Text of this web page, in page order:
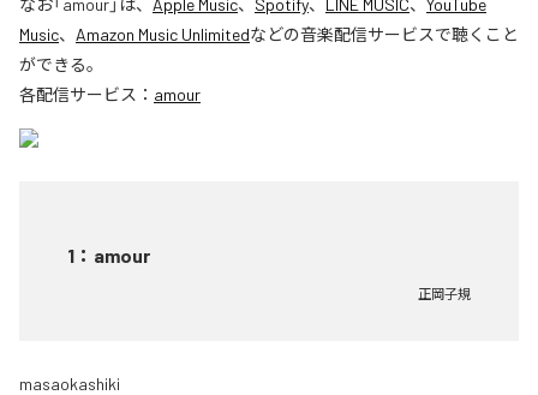
なお「amour」は、 Apple Music、 Spotify、 LINE MUSIC、 YouTube
Music、 Amazon Music Unlimitedなどの音楽配信サービスで聴くこと
ができる。
各配信サービス： amour
1 ： amour
正岡子規
masaokashiki